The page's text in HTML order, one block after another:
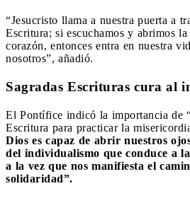
“Jesucristo llama a nuestra puerta a
Escritura; si escuchamos y abrimos
corazón, entonces entra en nuestra
nosotros”, añadió.
Sagradas Escrituras cura al
El Pontífice indicó la importancia de
Escritura para practicar la
Dios es capaz de abrir nuestros
del individualismo que conduce a
a la vez que nos manifiesta el
solidaridad”.